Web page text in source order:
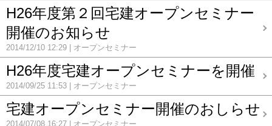
H26年度第２回宅建オープンセミナー
開催のお知らせ
2014/12/10 12:29 オープンセミナー
H26年度宅建オープンセミナーを開催
2014/09/25 11:53 オープンセミナー
宅建オープンセミナー開催のおしらせ
2014/07/08 16:27 オープンセミナー